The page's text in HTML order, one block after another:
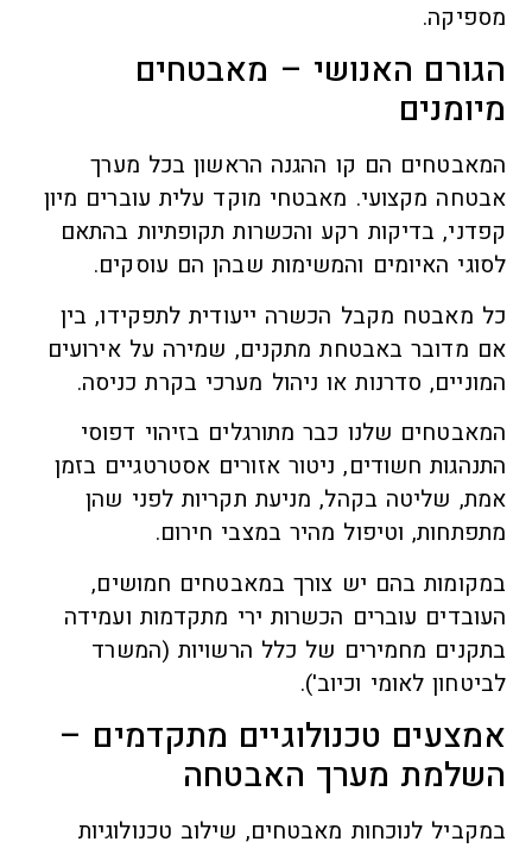
מספיקה.
הגורם האנושי – מאבטחים
מיומנים
המאבטחים הם קו ההגנה הראשון בכל מערך
אבטחה מקצועי. מאבטחי מוקד עלית עוברים מיון
קפדני, בדיקות רקע והכשרות תקופתיות בהתאם
לסוגי האיומים והמשימות שבהן הם עוסקים.
כל מאבטח מקבל הכשרה ייעודית לתפקידו, בין
אם מדובר באבטחת מתקנים, שמירה על אירועים
המוניים, סדרנות או ניהול מערכי בקרת כניסה.
המאבטחים שלנו כבר מתורגלים בזיהוי דפוסי
התנהגות חשודים, ניטור אזורים אסטרטגיים בזמן
אמת, שליטה בקהל, מניעת תקריות לפני שהן
מתפתחות, וטיפול מהיר במצבי חירום.
במקומות בהם יש צורך במאבטחים חמושים,
העובדים עוברים הכשרות ירי מתקדמות ועמידה
בתקנים מחמירים של כלל הרשויות (המשרד
לביטחון לאומי וכיוב').
אמצעים טכנולוגיים מתקדמים –
השלמת מערך האבטחה
במקביל לנוכחות מאבטחים, שילוב טכנולוגיות